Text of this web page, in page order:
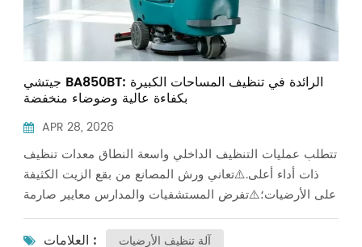
جيتشي BA850BT: الرائدة في تنظيف المساحات الكبيرة
بكفاءة عالية وضوضاء منخفضة
APR 28, 2026
تتطلب عمليات التنظيف الداخلي واسعة النطاق معدات تنظيف
ذات أداء أعلى.⚠️تعاني ورش المصانع من بقع الزيت الكثيفة
على الأرضيات؛⚠️تفرض المستشفيات والمدارس معايير صارمة
فيما يتعلق بالنظافة العامة والتحكم في الضوضاء؛ ⚠️تتميز
مواقف السيارات تحت الأرض ومستودعات الخدمات اللوجستية
العلامات :
آلة تنظيف الأرضيات